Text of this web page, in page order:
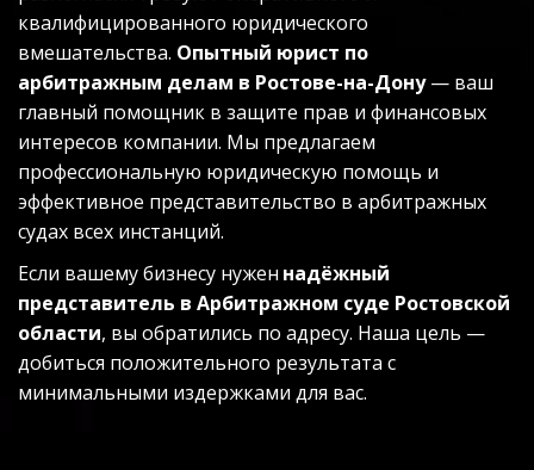
квалифицированного юридического
вмешательства. Опытный юрист по
арбитражным делам в Ростове-на-Дону — ваш
главный помощник в защите прав и финансовых
интересов компании. Мы предлагаем
профессиональную юридическую помощь и
эффективное представительство в арбитражных
судах всех инстанций.
Если вашему бизнесу нужен надёжный
представитель в Арбитражном суде Ростовской
области, вы обратились по адресу. Наша цель —
добиться положительного результата с
минимальными издержками для вас.